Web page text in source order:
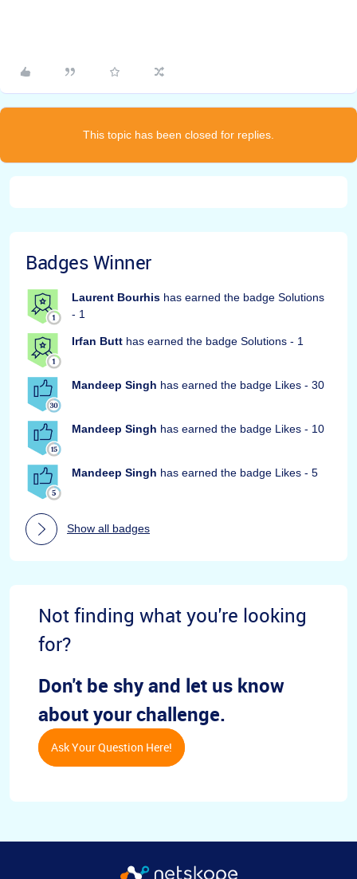
This topic has been closed for replies.
Badges Winner
Laurent Bourhis has earned the badge Solutions
- 1
Irfan Butt has earned the badge Solutions - 1
Mandeep Singh has earned the badge Likes - 30
Mandeep Singh has earned the badge Likes - 10
Mandeep Singh has earned the badge Likes - 5
Show all badges
Not finding what you're looking
for?
Don't be shy and let us know
about your challenge.
Ask Your Question Here!